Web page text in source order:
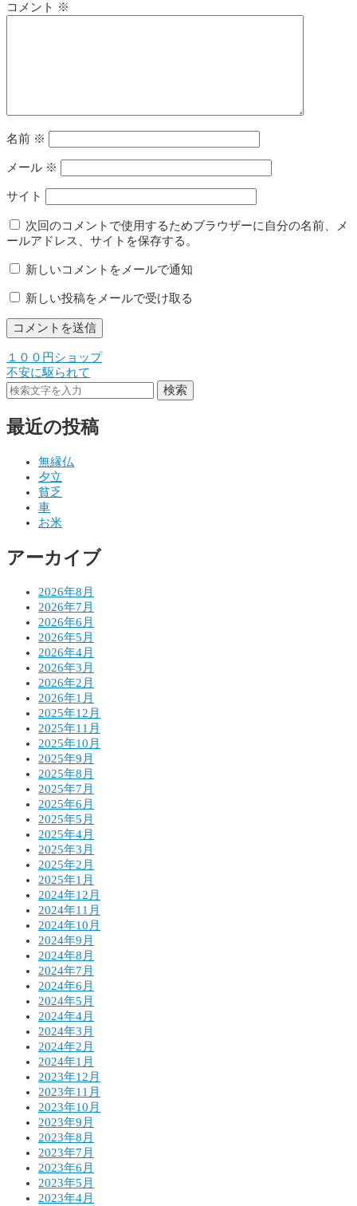
コメント ※
名前 ※
メール ※
サイト
次回のコメントで使用するためブラウザーに自分の名前、メ
ールアドレス、サイトを保存する。
新しいコメントをメールで通知
新しい投稿をメールで受け取る
投
稿
ビ
ン
１００円ショップ
不安に駆られて
検索
最近の投稿
無縁仏
夕立
貧乏
車
お米
アーカイブ
2026年8月
2026年7月
2026年6月
2026年5月
2026年4月
2026年3月
2026年2月
2026年1月
2025年12月
2025年11月
2025年10月
2025年9月
2025年8月
2025年7月
2025年6月
2025年5月
2025年4月
2025年3月
2025年2月
2025年1月
2024年12月
2024年11月
2024年10月
2024年9月
2024年8月
2024年7月
2024年6月
2024年5月
2024年4月
2024年3月
2024年2月
2024年1月
2023年12月
2023年11月
2023年10月
2023年9月
2023年8月
2023年7月
2023年6月
2023年5月
2023年4月